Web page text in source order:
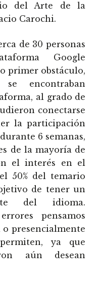
del Arte de la
Carochi.
de 30 personas
Google
primer obstáculo,
encontraban
al grado de
conectarse
la participación
6 semanas,
de la mayoría de
el interés en el
50% del temario
de tener un
del idioma.
pensamos
presencialmente
ya que
aún desean